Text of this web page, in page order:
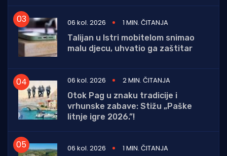
06 kol. 2026
1 MIN. ČITANJA
Talijan u Istri mobitelom snimao
malu djecu, uhvatio ga zaštitar
06 kol. 2026
2 MIN. ČITANJA
Otok Pag u znaku tradicije i
vrhunske zabave: Stižu „Paške
litnje igre 2026.”!
06 kol. 2026
1 MIN. ČITANJA